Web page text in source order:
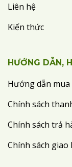
Liên hệ
Kiến thức
HƯỚNG DẪN,
Hướng dẫn
Chính sách
Chính sách trả
Chính sách giao